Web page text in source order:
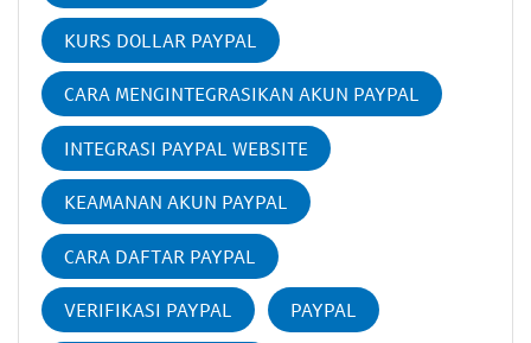
KURS DOLLAR PAYPAL
CARA MENGINTEGRASIKAN AKUN PAYPAL
INTEGRASI PAYPAL WEBSITE
KEAMANAN AKUN PAYPAL
CARA DAFTAR PAYPAL
VERIFIKASI PAYPAL PAYPAL